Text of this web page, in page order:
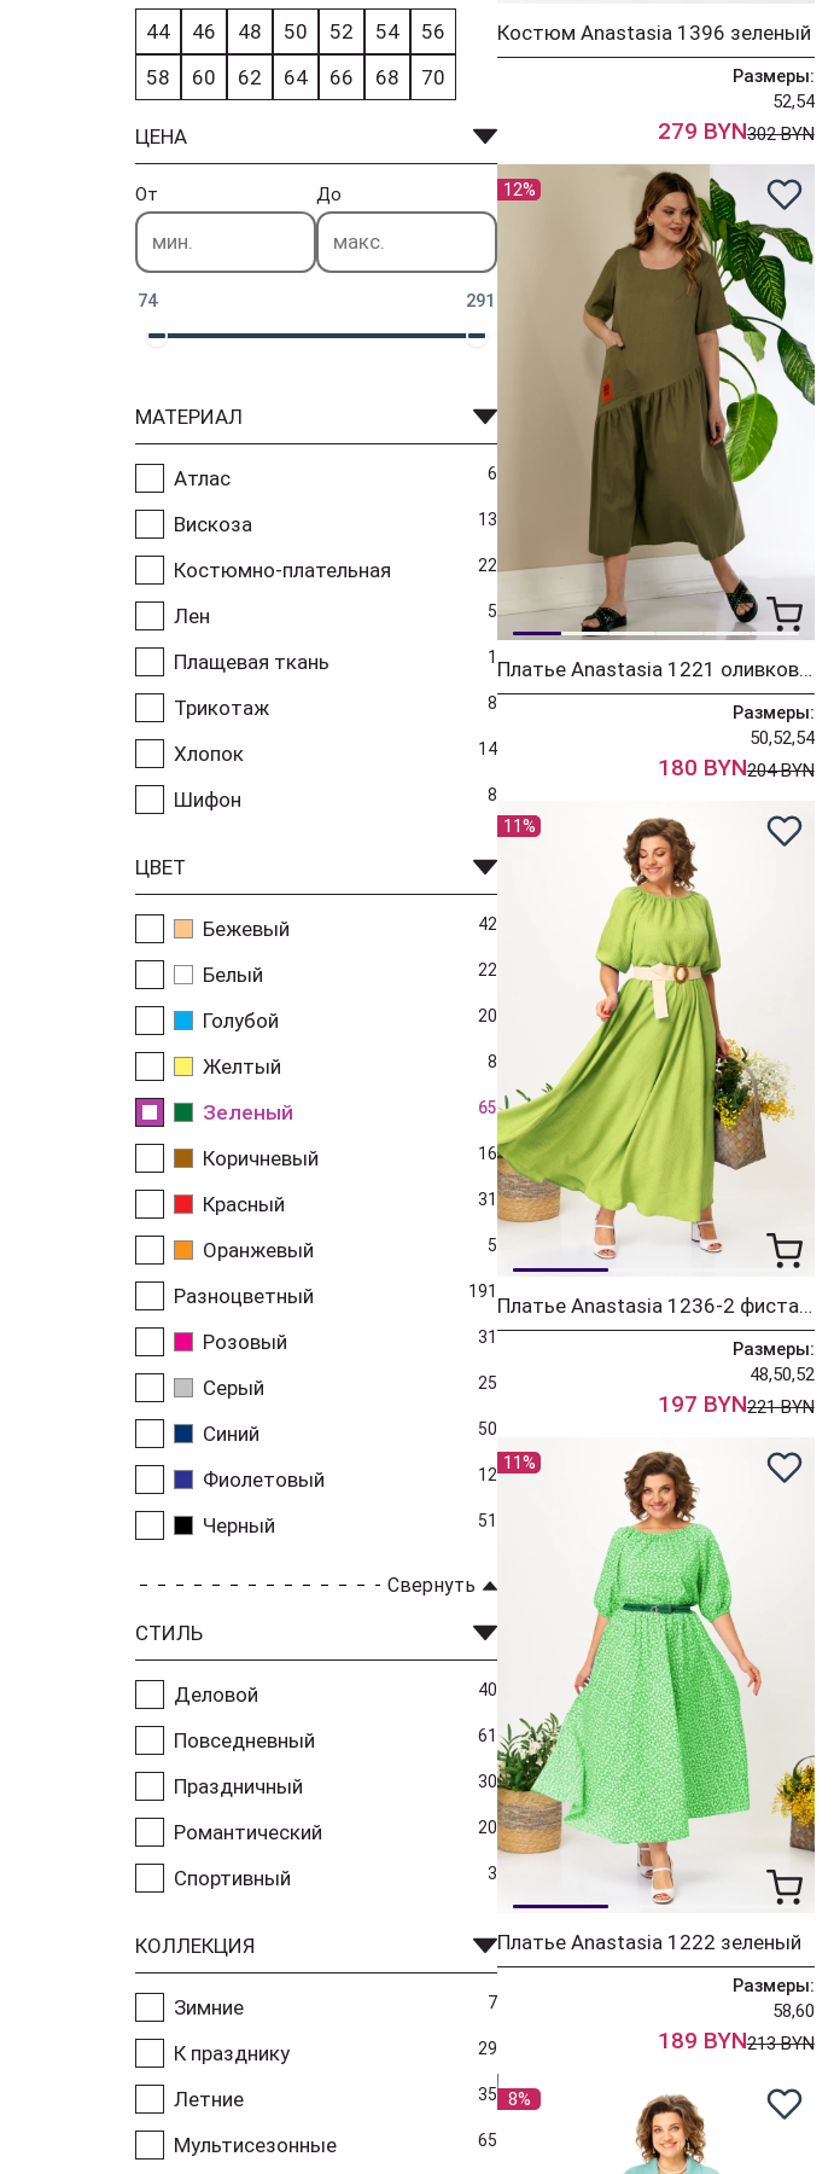
44 46 48 50 52 54
56
58
60 62 64 66 68 70
ЦЕНА
От До
74 291
МАТЕРИАЛ
Атлас 6
Вискоза 13
Костюмно-плательная 22
Лен 5
Плащевая ткань 1
Трикотаж 8
Хлопок 14
Шифон 8
ЦВЕТ
Бежевый 42
Белый 22
Голубой 20
Желтый 8
Зеленый 65
Коричневый 16
Красный 31
Оранжевый 5
Разноцветный 191
Розовый 31
Серый 25
Синий 50
Фиолетовый 12
Черный 51
Свернуть
СТИЛЬ
Деловой 40
Повседневный 61
Праздничный 30
Романтический 20
Спортивный 3
КОЛЛЕКЦИЯ
Зимние 7
К празднику 29
Летние 35
Мультисезонные 65
Костюм Anastasia 1396 зеленый
Размеры:
52,54
279 BYN302 BYN
12%
Платье Anastasia 1221 оливковый
Размеры:
50,52,54
180 BYN204 BYN
11%
Платье Anastasia 1236-2 фисташковый
Размеры:
48,50,52
197 BYN221 BYN
11%
Платье Anastasia 1222 зеленый
Размеры:
58,60
189 BYN213 BYN
8%